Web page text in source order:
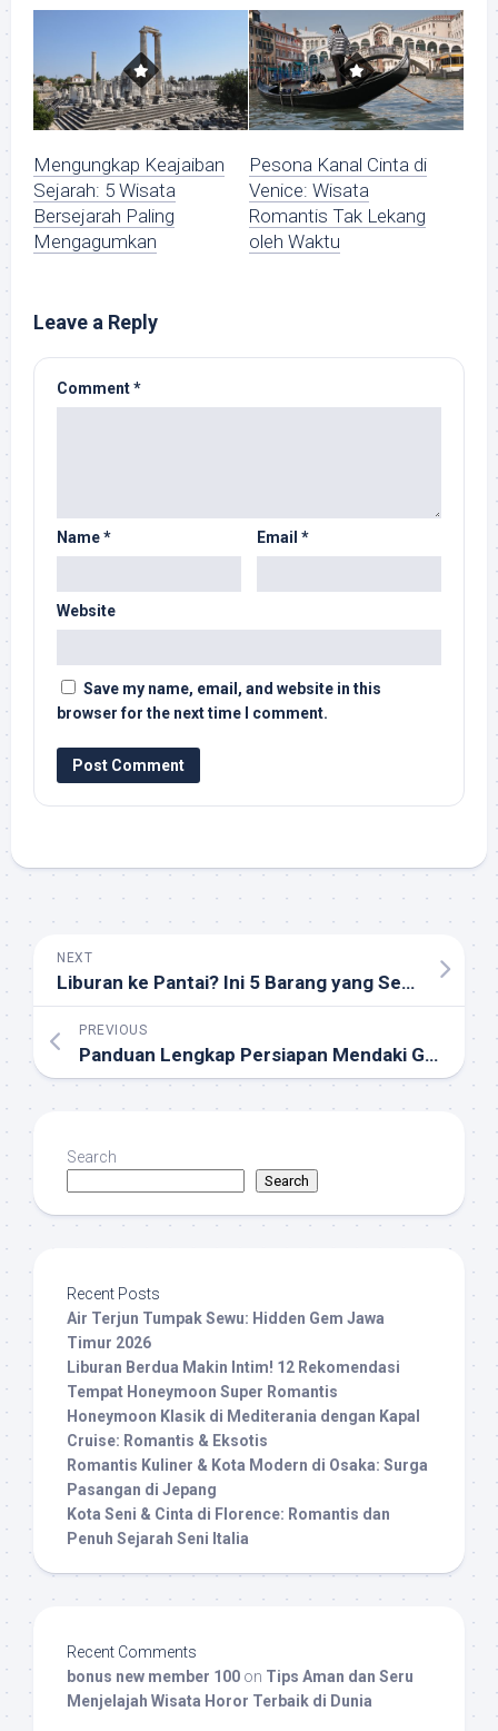
Mengungkap Keajaiban
Sejarah: 5 Wisata
Bersejarah Paling
Mengagumkan
Pesona Kanal Cinta di
Venice: Wisata
Romantis Tak Lekang
oleh Waktu
Leave a Reply
Comment*
Name* Email *
Website
Save my name, email, and website in this
browser for the next time I comment.
NEXT
Liburan ke Pantai? Ini 5 Barang yang Sering Terlupakan Tapi Penting Banget
PREVIOUS
Panduan Lengkap Persiapan Mendaki Gunung Semeru
Search
Search
Recent Posts
Air Terjun Tumpak Sewu: Hidden Gem Jawa
Timur 2026
Liburan Berdua Makin Intim! 12 Rekomendasi
Tempat Honeymoon Super Romantis
Honeymoon Klasik di Mediterania dengan Kapal
Cruise: Romantis & Eksotis
Romantis Kuliner & Kota Modern di Osaka: Surga
Pasangan di Jepang
Kota Seni & Cinta di Florence: Romantis dan
Penuh Sejarah Seni Italia
Recent Comments
bonus new member 100 on Tips Aman dan Seru
Menjelajah Wisata Horor Terbaik di Dunia